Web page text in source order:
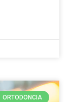
ORTODONCIA